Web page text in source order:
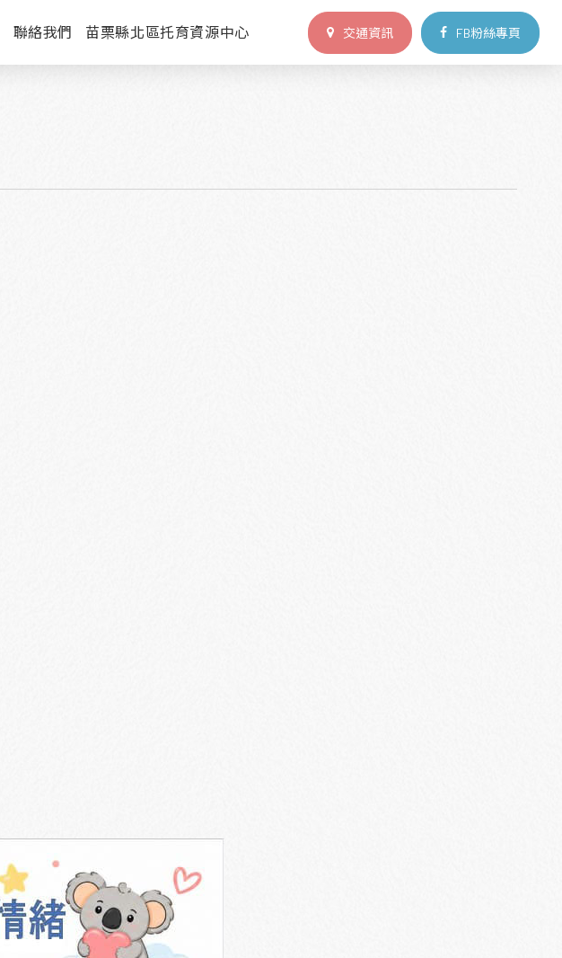
聯絡我們 苗栗縣北區托育資源中心 交通資訊 FB粉絲專頁